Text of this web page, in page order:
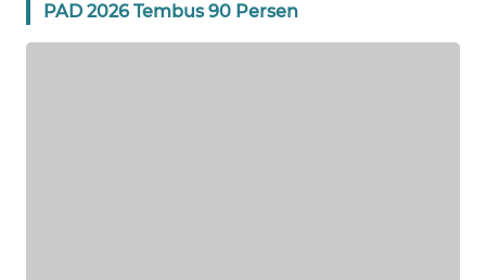
PAD 2026 Tembus 90 Persen
WN